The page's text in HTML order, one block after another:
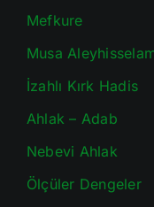
Mefkure
Musa
İzahlı Kırk Hadis
Ahlak – Adab
Nebevi Ahlak
Ölçüler Dengeler